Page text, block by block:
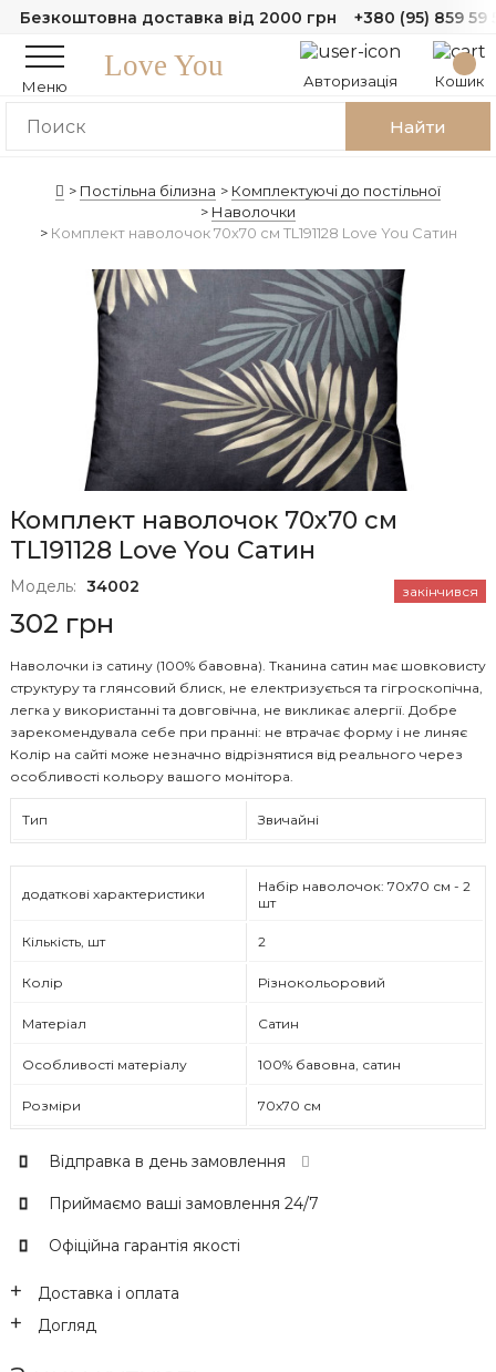
Безкоштовна доставка від 2000 грн +380 (95) 859 59
Меню
Love You Авторизація Кошик
Найти
Постільна білизна
Комплектуючі до постільної
Наволочки
Комплект наволочок 70х70 см TL191128 Love You Сатин
Комплект наволочок 70х70 см
TL191128 Love You Сатин
Модель: 34002 закінчився
302 грн
Тип Звичайні
додаткові характеристики
Набір наволочок: 70х70 см - 2
шт
Кількість, шт 2
Колір Різнокольоровий
Матеріал Сатин
Особливості матеріалу 100% бавовна, сатин
Розміри 70х70 см
Відправка в день замовлення
Приймаємо ваші замовлення 24/7
Офіційна гарантія якості
Доставка і оплата
Догляд
Наволочки із сатину (100% бавовна). Тканина сатин має шовковисту
структуру та глянсовий блиск, не електризується та гігроскопічна,
легка у використанні та довговічна, не викликає алергії. Добре
зарекомендувала себе при пранні: не втрачає форму і не линяє
Колір на сайті може незначно відрізнятися від реального через
особливості кольору вашого монітора.